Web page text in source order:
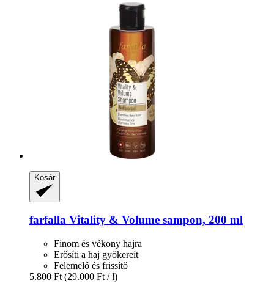
Kosár
farfalla Vitality & Volume sampon, 200 ml
Finom és vékony hajra
Erősíti a haj gyökereit
Felemelő és frissítő
5.800 Ft (29.000 Ft / l)